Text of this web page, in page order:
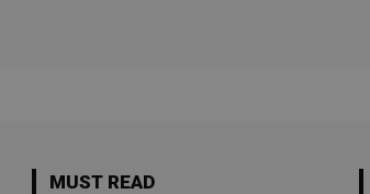
MUST READ